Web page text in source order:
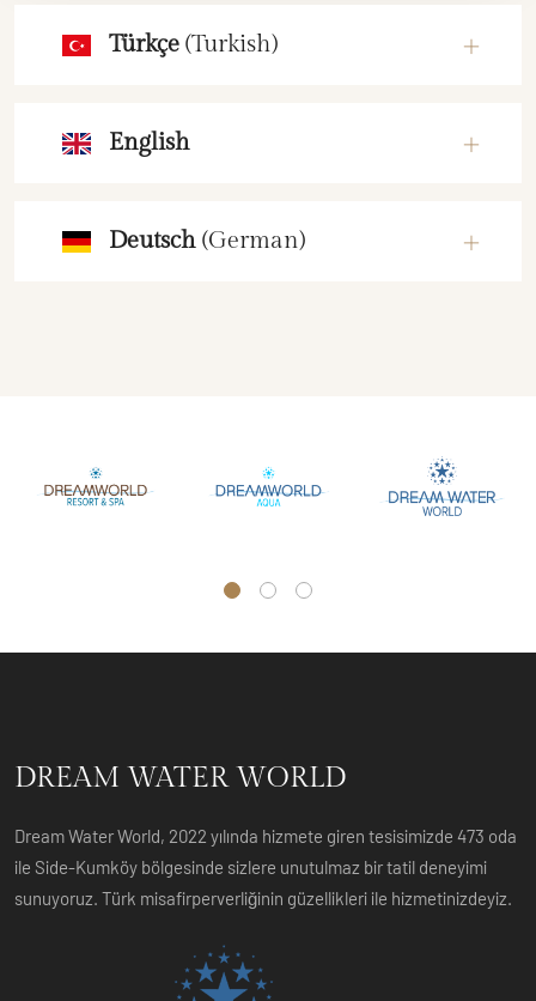
Türkçe (Turkish)
English
Deutsch (German)
DREAM WATER WORLD
Dream Water World, 2022 yılında hizmete giren tesisimizde 473 oda
ile Side-Kumköy bölgesinde sizlere unutulmaz bir tatil deneyimi
sunuyoruz. Türk misafirperverliğinin güzellikleri ile hizmetinizdeyiz.